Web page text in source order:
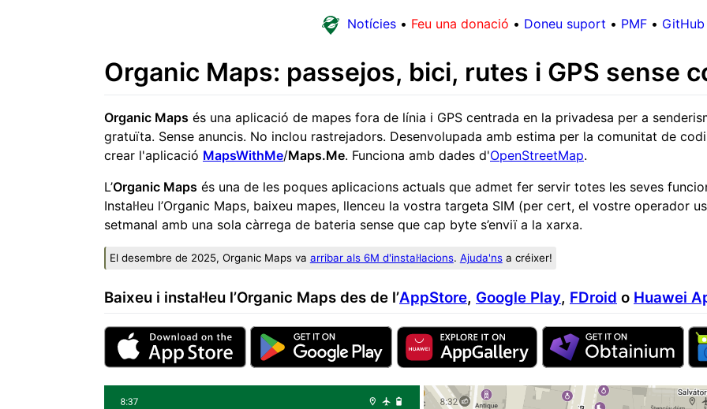
Notícies • Feu una donació • Doneu suport • PMF • GitHub
Organic Maps: passejos, bici, rutes i GPS sense
Organic Maps és una aplicació de mapes fora de línia i GPS centrada en la privadesa per a
gratuïta. Sense anuncis. No inclou rastrejadors. Desenvolupada amb estima per la comunitat de
crear l'aplicació MapsWithMe/Maps.Me. Funciona amb dades d'OpenStreetMap.
L’Organic Maps és una de les poques aplicacions actuals que admet fer servir totes les seves
Instal·leu l’Organic Maps, baixeu mapes, llenceu la vostra targeta SIM (per cert, el vostre operador
setmanal amb una sola càrrega de bateria sense que cap byte s’enviï a la xarxa.
El desembre de 2025, Organic Maps va arribar als 6M d'instal·lacions. Ajuda'nsa créixer!
Baixeu i instal·leu l’Organic Maps des de l’AppStore, Google Play, FDroid o Huawei